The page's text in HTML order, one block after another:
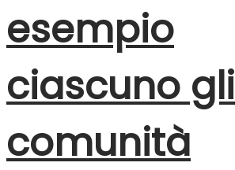
esempio
ciascuno gli
comunità